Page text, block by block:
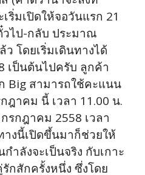
ริ่มเปิดให้จอวันแรก 21
ไป-กลับ ประมาณ
โดยเริ่มเดินทางได้
เป็นต้นไปครับ ลูกค้า
Big สามารถใช้คะแนน
ฎาคม นี้ เวลา 11.00 น.
รกฎาคม 2558 เวลา
างนี้เปิดขึ้นมาก็ช่วยให้
ำลังจะเป็นจริง กับเกาะ
กสักครั้งหนึ่ง ซึ่งโดย